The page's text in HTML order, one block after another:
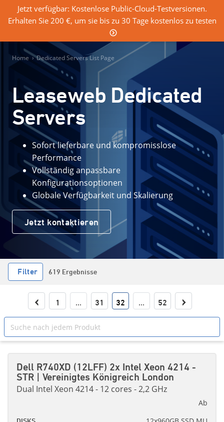
Jetzt verfügbar: Kostenlose Public-Cloud-Testversionen.
Erhalten Sie 200 €, um sie bis zu 30 Tage kostenlos zu testen
Einloggen
0
Leaseweb Dedicated
Servers
Sofort lieferbare und kompromisslose
Performance
Vollständig anpassbare
Konfigurationsoptionen
Globale Verfügbarkeit und Skalierung
Jetzt kontaktieren
Home › Dedicated Servers List Page
Filter 619 Ergebnisse
‹ 1 ... 31 32 ... 52 ›
Dell R740XD (12LFF) 2x Intel Xeon 4214 -
STR | Vereinigtes Königreich London
Dual Intel Xeon 4214 - 12 cores - 2,2 GHz
Ab